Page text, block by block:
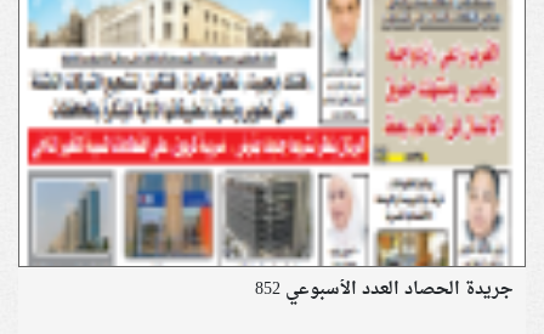
جريدة الحصاد العدد الأسبوعي 852